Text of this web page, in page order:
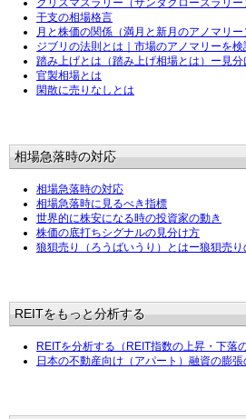
クリスマスラリー（サンタクロースラリー
干支の相場格言
月と株価の関係（満月と新月のアノマリー
ジブリの法則とは｜市場のアノマリーを検
踏み上げとは（踏み上げ相場とは）ー見分
官製相場とは
閑散に売りなしとは
相場急落時の対応
相場急落時の対応
相場急落時に見るべき指標
世界的に株安になる時の投資家の動き
株価の底打ちシグナルの見分け方
狼狽売り（ろうばいうり）とはー狼狽売
REITをもっと分析する
REITを分析する（REIT指数の上昇・下落の
日本の不動産向け（アパート）融資の膨